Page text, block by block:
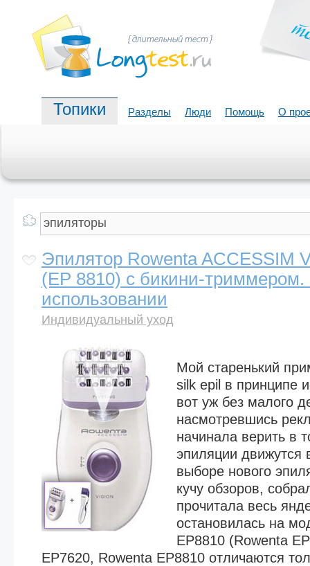
Топики Разделы Люди Помощь О
Эпилятор Rowenta ACCESSIM
(EP 8810) с бикини-
использовании
Индивидуальный уход
Мой старенький
silk epil в принципе
вот уж без малого
насмотревшись
начинала верить в
эпиляции движутся
выборе нового
кучу обзоров,
прочитала весь
остановилась на
EP8810 (Rowenta
EP7620, Rowenta EP8810 отличаются